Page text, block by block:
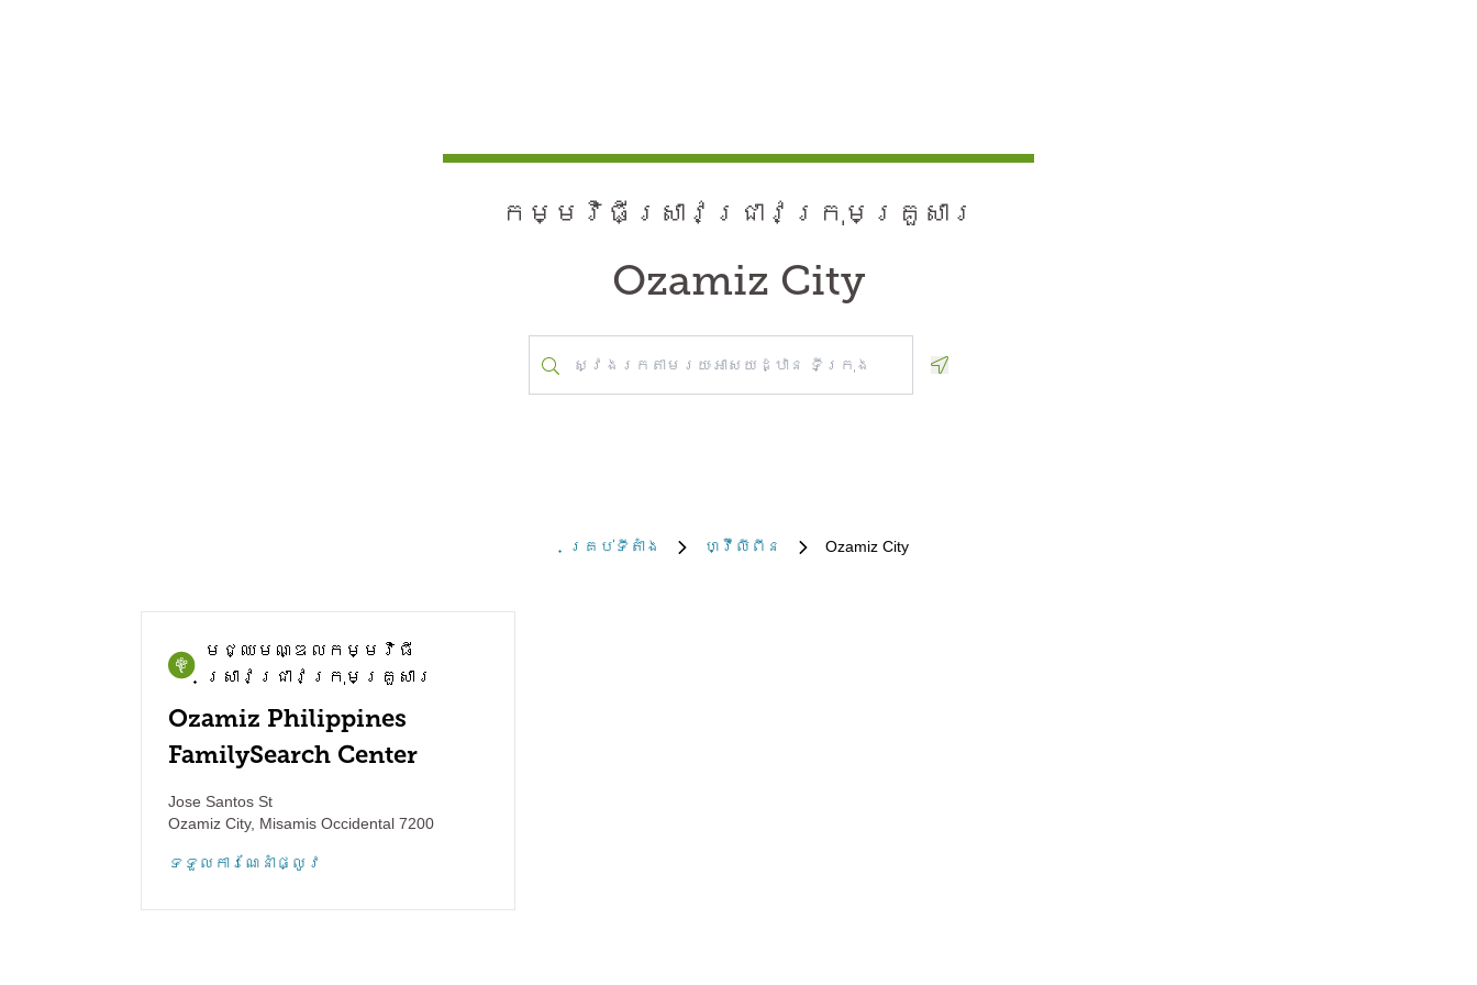
កម្មវិធី​ស្រាវជ្រាវ​ក្រុមគ្រួសារ
Ozamiz City
គ្រប់​ទីតាំង ហ្វ៊ីលីពីន Ozamiz City
មជ្ឈមណ្ឌល​កម្មវិធី​
ស្រាវជ្រាវ​ក្រុមគ្រួសារ
Ozamiz Philippines
FamilySearch Center
Jose Santos St
Ozamiz City, Misamis Occidental 7200
ទទួល​ការណែនាំ​ផ្លូវ